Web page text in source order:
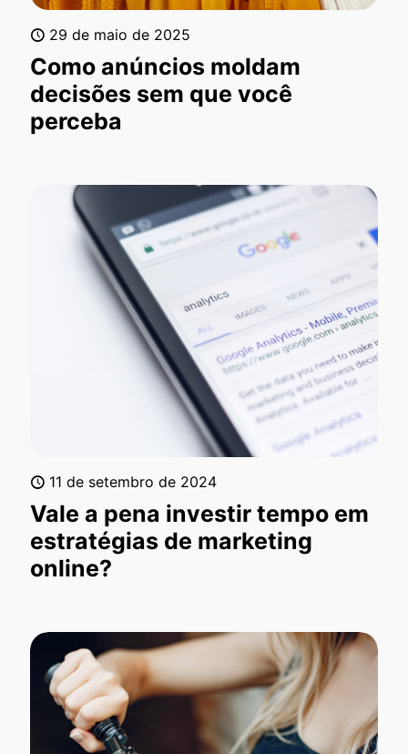
29 de maio de 2025
Como anúncios moldam
decisões sem que você
perceba
11 de setembro de 2024
Vale a pena investir tempo em
estratégias de marketing
online?